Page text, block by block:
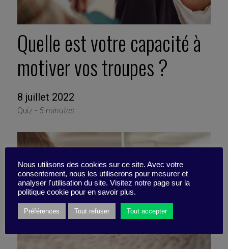
Quelle est votre capacité à
motiver vos troupes ?
8 juillet 2022
Quiz - 5 minutes
Nous utilisons des cookies sur ce site. Avec votre
consentement, nous les utiliserons pour mesurer et
analyser l'utilisation du site. Visitez notre page sur la
politique cookie pour en savoir plus.
Préférences Tout refuser Tout accepter